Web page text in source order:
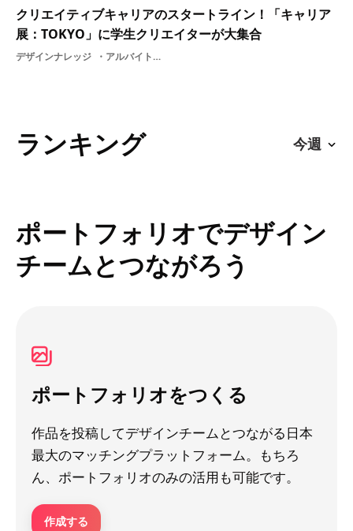
クリエイティブキャリアのスタートライン！「キャリア
展：TOKYO」に学生クリエイターが大集合
デザインナレッジ アルバイト大学イベントレポート
ランキング
ポートフォリオでデザイン
チームとつながろう
ポートフォリオをつくる
作品を投稿してデザインチームとつながる日本
最大のマッチングプラットフォーム。もちろ
ん、ポートフォリオのみの活用も可能です。
作成する